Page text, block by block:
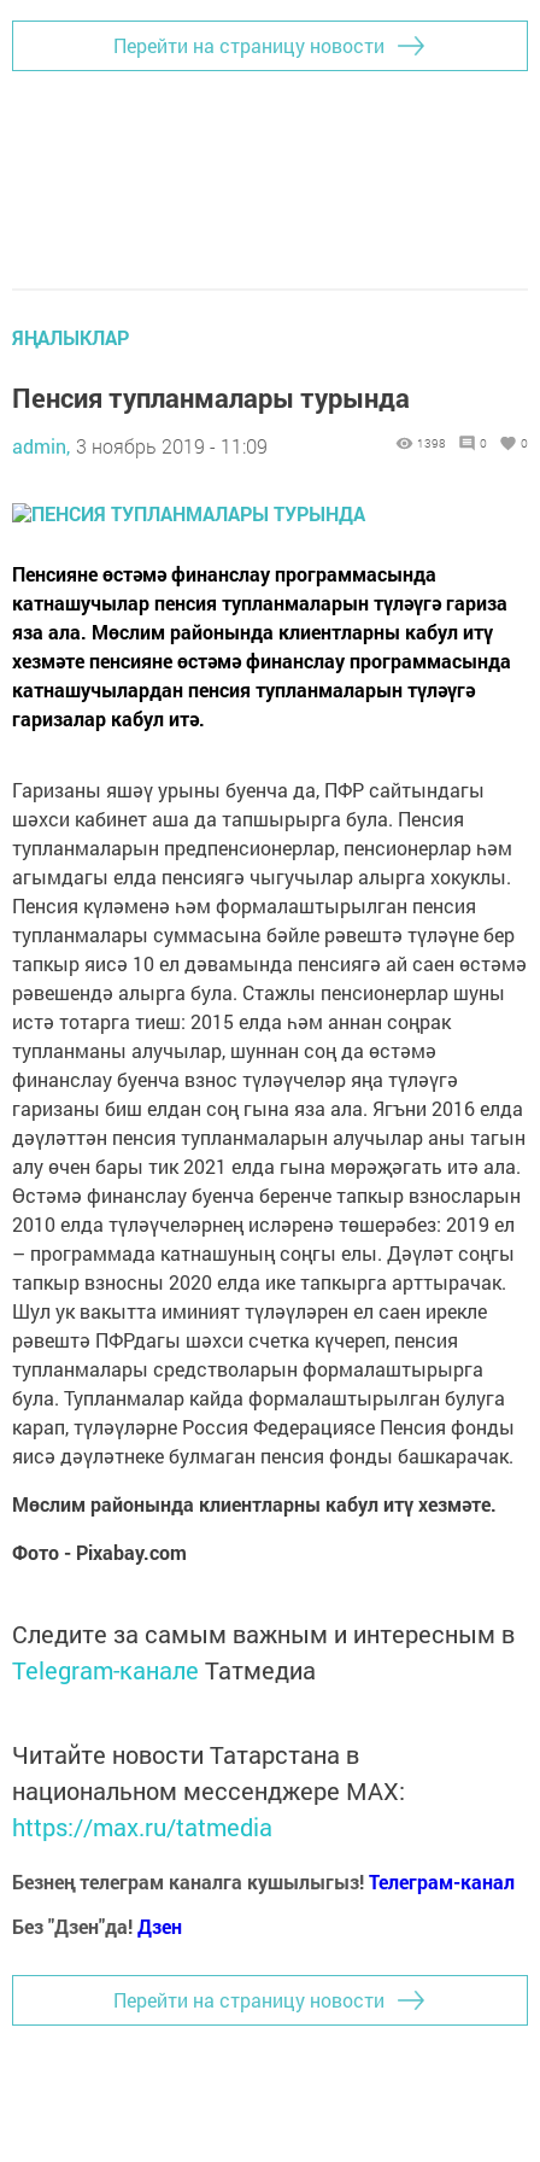
Перейти на страницу новости
ЯҢАЛЫКЛАР
Пенсия тупланмалары турында
admin, 3 ноябрь 2019 - 11:09 1398 0 0
Пенсияне өстәмә финанслау программасында
катнашучылар пенсия тупланмаларын түләүгә гариза
яза ала. Мөслим районында клиентларны кабул итү
хезмәте пенсияне өстәмә финанслау программасында
катнашучылардан пенсия тупланмаларын түләүгә
гаризалар кабул итә.
Гаризаны яшәү урыны буенча да, ПФР сайтындагы
шәхси кабинет аша да тапшырырга була. Пенсия
тупланмаларын предпенсионерлар, пенсионерлар һәм
агымдагы елда пенсиягә чыгучылар алырга хокуклы.
Пенсия күләменә һәм формалаштырылган пенсия
тупланмалары суммасына бәйле рәвештә түләүне бер
тапкыр яисә 10 ел дәвамында пенсиягә ай саен өстәмә
рәвешендә алырга була. Стажлы пенсионерлар шуны
истә тотарга тиеш: 2015 елда һәм аннан соңрак
тупланманы алучылар, шуннан соң да өстәмә
финанслау буенча взнос түләүчеләр яңа түләүгә
гаризаны биш елдан соң гына яза ала. Ягъни 2016 елда
дәүләттән пенсия тупланмаларын алучылар аны тагын
алу өчен бары тик 2021 елда гына мөрәҗәгать итә ала.
Өстәмә финанслау буенча беренче тапкыр взносларын
2010 елда түләүчеләрнең исләренә төшерәбез: 2019 ел
– программада катнашуның соңгы елы. Дәүләт соңгы
тапкыр взносны 2020 елда ике тапкырга арттырачак.
Шул ук вакытта иминият түләүләрен ел саен ирекле
рәвештә ПФРдагы шәхси счетка күчереп, пенсия
тупланмалары средстволарын формалаштырырга
була. Тупланмалар кайда формалаштырылган булуга
карап, түләүләрне Россия Федерациясе Пенсия фонды
яисә дәүләтнеке булмаган пенсия фонды башкарачак.
Мөслим районында клиентларны кабул итү хезмәте.
Фото - Pixabay.com
Следите за самым важным и интересным в
Telegram-канале Татмедиа
Читайте новости Татарстана в
национальном мессенджере MАХ:
https://max.ru/tatmedia
Безнең телеграм каналга кушылыгыз!Телеграм-канал
Без "Дзен"да!Дзен
Перейти на страницу новости